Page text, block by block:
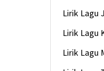
Lirik Lagu
Lirik Lagu
Lirik Lagu